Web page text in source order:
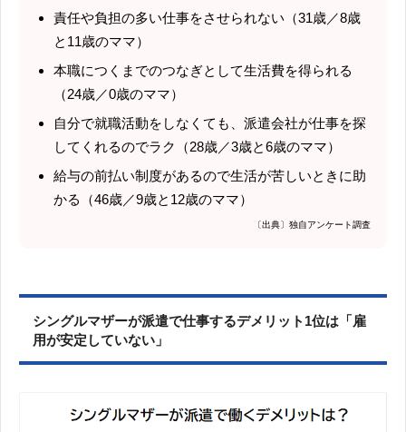
責任や負担の多い仕事をさせられない（31歳／8歳
と11歳のママ）
本職につくまでのつなぎとして生活費を得られる
（24歳／0歳のママ）
自分で就職活動をしなくても、派遣会社が仕事を探
してくれるのでラク（28歳／3歳と6歳のママ）
給与の前払い制度があるので生活が苦しいときに助
かる（46歳／9歳と12歳のママ）
〔出典〕独自アンケート調査
シングルマザーが派遣で仕事するデメリット1位は「雇
用が安定していない」